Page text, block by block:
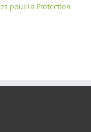
pour la Protection